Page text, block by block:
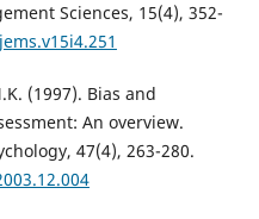
Sciences, 15(4), 352-
(1997). Bias and
An overview.
47(4), 263-280.